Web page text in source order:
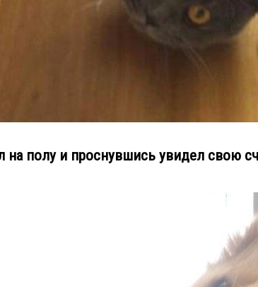
на полу и проснувшись увидел свою